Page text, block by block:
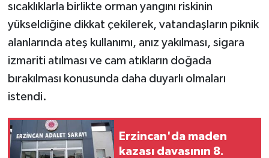
sıcaklıklarla birlikte orman yangını riskinin
yükseldiğine dikkat çekilerek, vatandaşların piknik
alanlarında ateş kullanımı, anız yakılması, sigara
izmariti atılması ve cam atıkların doğada
bırakılması konusunda daha duyarlı olmaları
istendi.
Erzincan'da maden
kazası davasının 8.